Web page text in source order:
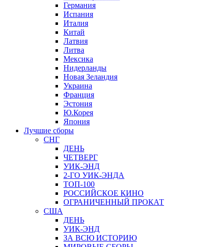
Германия
Испания
Италия
Китай
Латвия
Литва
Мексика
Нидерланды
Новая Зеландия
Украина
Франция
Эстония
Ю.Корея
Япония
Лучшие сборы
СНГ
ДЕНЬ
ЧЕТВЕРГ
УИК-ЭНД
2-ГО УИК-ЭНДА
ТОП-100
РОССИЙСКОЕ КИНО
ОГРАНИЧЕННЫЙ ПРОКАТ
США
ДЕНЬ
УИК-ЭНД
ЗА ВСЮ ИСТОРИЮ